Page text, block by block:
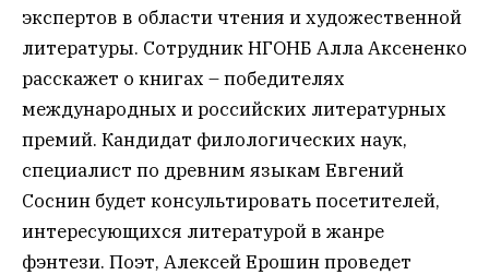
экспертов в области чтения и художественной
литературы. Сотрудник НГОНБ Алла Аксененко
расскажет о книгах – победителях
международных и российских литературных
премий. Кандидат филологических наук,
специалист по древним языкам Евгений
Соснин будет консультировать посетителей,
интересующихся литературой в жанре
фэнтези. Поэт, Алексей Ерошин проведет